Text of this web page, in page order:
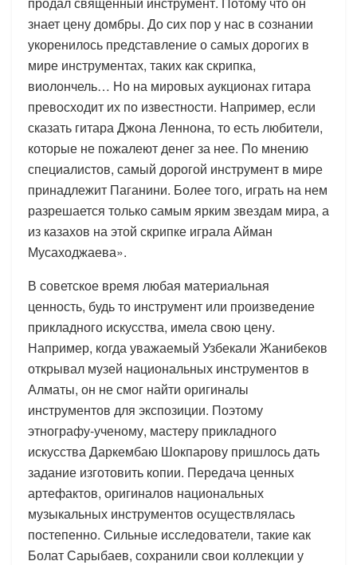
знает цену домбры. До сих пор у нас в сознании
укоренилось представление о самых дорогих в
мире инструментах, таких как скрипка,
виолончель… Но на мировых аукционах гитара
превосходит их по известности. Например, если
сказать гитара Джона Леннона, то есть любители,
которые не пожалеют денег за нее. По мнению
специалистов, самый дорогой инструмент в мире
принадлежит Паганини. Более того, играть на нем
разрешается только самым ярким звездам мира, а
из казахов на этой скрипке играла Айман
Мусаходжаева».
В советское время любая материальная
ценность, будь то инструмент или произведение
прикладного искусства, имела свою цену.
Например, когда уважаемый Узбекали Жанибеков
открывал музей национальных инструментов в
Алматы, он не смог найти оригиналы
инструментов для экспозиции. Поэтому
этнографу-ученому, мастеру прикладного
искусства Даркембаю Шокпарову пришлось дать
задание изготовить копии. Передача ценных
артефактов, оригиналов национальных
музыкальных инструментов осуществлялась
постепенно. Сильные исследователи, такие как
Болат Сарыбаев, сохранили свои коллекции у